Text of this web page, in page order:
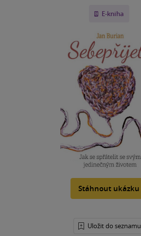
E-kniha
Stáhnout ukázku
Uložit do seznamu